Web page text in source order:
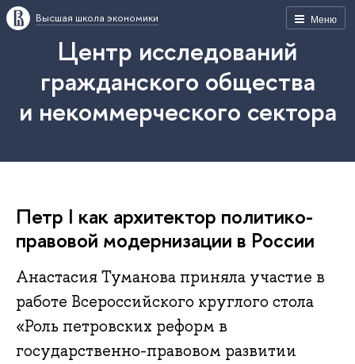
Меню
Высшая школа экономики
Центр исследований
гражданского общества
и некоммерческого сектора
Петр I как архитектор политико-
правовой модернизации в России
Анастасия Туманова приняла участие в
работе Всероссийского круглого стола
«Роль петровских реформ в
государственно-правовом развитии